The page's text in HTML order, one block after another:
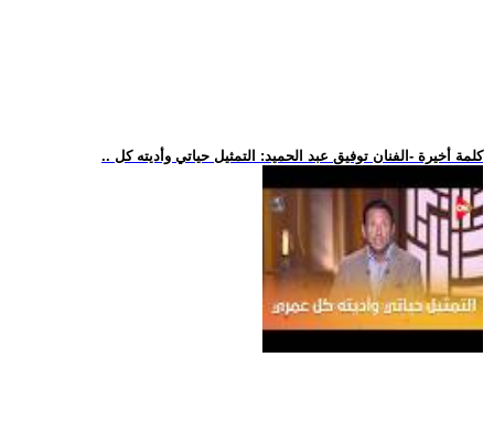
.. كلمة أخيرة -الفنان توفيق عبد الحميد: التمثيل حياتي وأديته كل